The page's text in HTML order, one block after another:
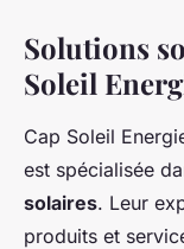
Solutions
Soleil
Cap Soleil
est spécialisée
solaires. Leur
produits et